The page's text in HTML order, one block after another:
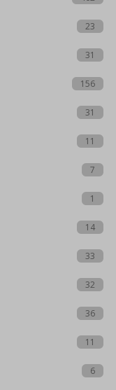
23
31
156
31
11
7
1
14
33
32
36
11
6